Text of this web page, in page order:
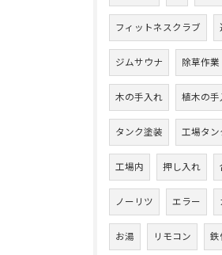
フィットネスクラブ
ジムサウナ 除草作業
木の手入れ 植木の手
タンク塗装 工場タン
工場内 押し入れ
ノーリツ エラー
お湯 リモコン 鉄